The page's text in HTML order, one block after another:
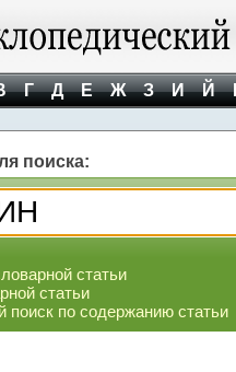
Г Д Е Ж З И Й
поиска:
статьи
статьи
поиск по содержанию статьи